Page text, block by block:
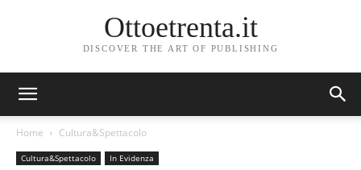
Ottoetrenta.it
DISCOVER THE ART OF PUBLISHING
Home Cultura&Spettacolo
Cultura&Spettacolo In Evidenza